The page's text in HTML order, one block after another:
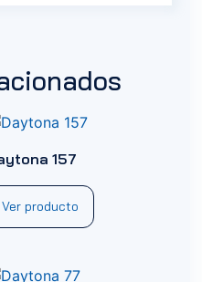
157
Ver producto